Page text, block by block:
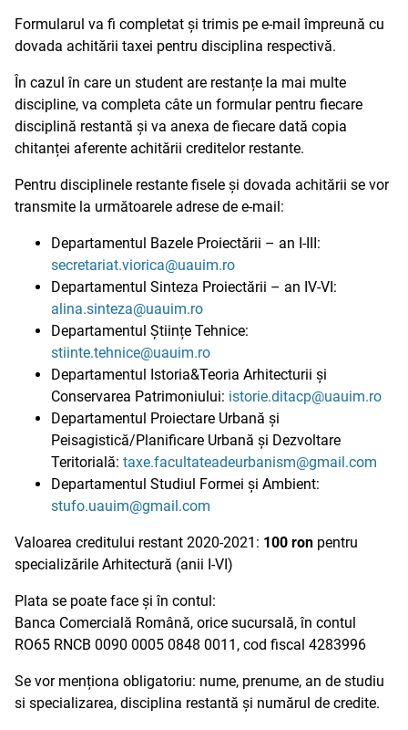
Formularul va fi completat și trimis pe e-mail împreună cu
dovada achitării taxei pentru disciplina respectivă.
În cazul în care un student are restanțe la mai multe
discipline, va completa câte un formular pentru fiecare
disciplină restantă și va anexa de fiecare dată copia
chitanței aferente achitării creditelor restante.
Pentru disciplinele restante fisele și dovada achitării se vor
transmite la următoarele adrese de e-mail:
Departamentul Bazele Proiectării – an I-III:
secretariat.viorica@uauim.ro
Departamentul Sinteza Proiectării – an IV-VI:
alina.sinteza@uauim.ro
Departamentul Științe Tehnice:
stiinte.tehnice@uauim.ro
Departamentul Istoria&Teoria Arhitecturii și
Conservarea Patrimoniului: istorie.ditacp@uauim.ro
Departamentul Proiectare Urbană și
Peisagistică/Planificare Urbană și Dezvoltare
Teritorială: taxe.facultateadeurbanism@gmail.com
Departamentul Studiul Formei și Ambient:
stufo.uauim@gmail.com
Valoarea creditului restant 2020-2021: 100 ron pentru
specializările Arhitectură (anii I-VI)
Plata se poate face și în contul:
Banca Comercială Română, orice sucursală, în contul
RO65 RNCB 0090 0005 0848 0011, cod fiscal 4283996
Se vor menționa obligatoriu: nume, prenume, an de studiu
si specializarea, disciplina restantă și numărul de credite.